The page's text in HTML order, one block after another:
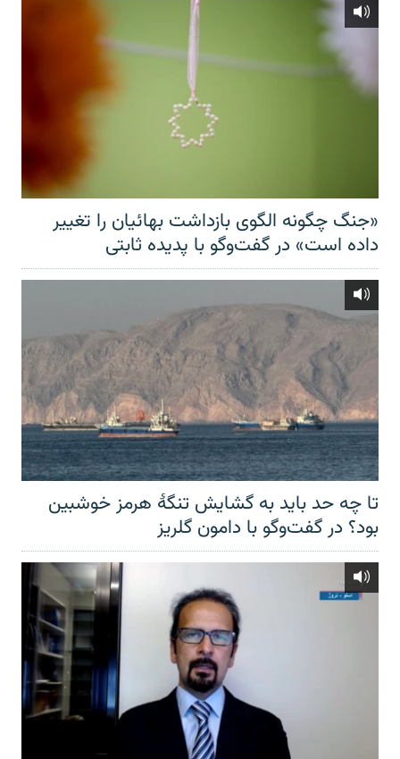
«جنگ چگونه الگوی بازداشت بهائیان را تغییر
داده است» در گفت‌وگو با پدیده ثابتی
تا چه حد باید به گشایش تنگهٔ هرمز خوشبین
بود؟ در گفت‌وگو با دامون گلریز